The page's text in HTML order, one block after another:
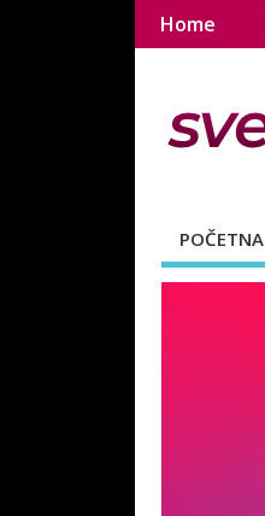
Home
POČETNA